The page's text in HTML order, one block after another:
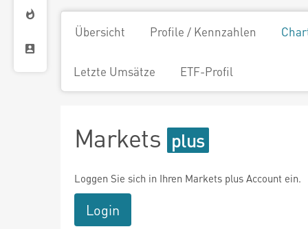
Übersicht Profile / Kennzahlen
Letzte Umsätze ETF-Profil
Markets
Loggen Sie sich in Ihren Markets plus Account ein.
Login